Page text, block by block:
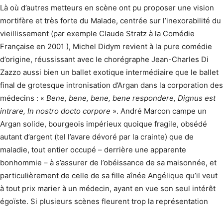
Là où d’autres metteurs en scène ont pu proposer une vision
mortifère et très forte du Malade, centrée sur l’inexorabilité du
vieillissement (par exemple Claude Stratz à la Comédie
Française en 2001 ), Michel Didym revient à la pure comédie
d’origine, réussissant avec le chorégraphe Jean-Charles Di
Zazzo aussi bien un ballet exotique intermédiaire que le ballet
final de grotesque intronisation d’Argan dans la corporation des
médecins : « Bene, bene, bene, bene respondere, Dignus est
intrare, In nostro docto corpore ». André Marcon campe un
Argan solide, bourgeois impérieux quoique fragile, obsédé
autant d’argent (tel l’avare dévoré par la crainte) que de
maladie, tout entier occupé – derrière une apparente
bonhommie – à s’assurer de l’obéissance de sa maisonnée, et
particulièrement de celle de sa fille aînée Angélique qu’il veut
à tout prix marier à un médecin, ayant en vue son seul intérêt
égoïste. Si plusieurs scènes fleurent trop la représentation